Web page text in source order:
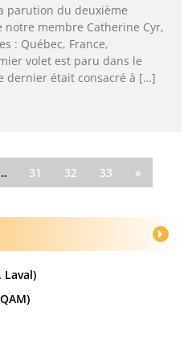
parution du deuxième
membre Catherine Cyr,
: Québec, France,
volet est paru dans le
dernier était consacré à […]
31 32 33 »
Laval)